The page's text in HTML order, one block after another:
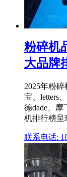
粉碎机
大品牌
2025年粉
宝、letters
德dade、摩
机排行榜呈
联系电话: